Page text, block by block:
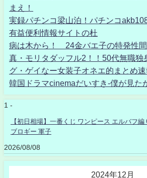
まえ！
実録パチンコ梁山泊！パチンコ
有益便利情報サイトの杜
病は木から！ 24金バエ子の特発性
真・モリタダッフル2！！50代無職独
グ・ゲイなー女装子オネエ的まとめ速
韓国ドラマcinemaだいすき-僕が見た
1 -
【初日相場】一番くじ ワンピース エルバフ
ブロギー 軍子
2026/08/08
2024年12月